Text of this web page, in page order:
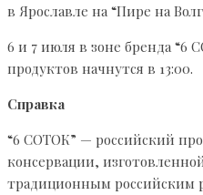
в Ярославле на “Пире на
6 и 7 июля в зоне бренда “6
продуктов начнутся в 13:00.
Справка
“6 СОТОК” — российский
консервации,
традиционным российским